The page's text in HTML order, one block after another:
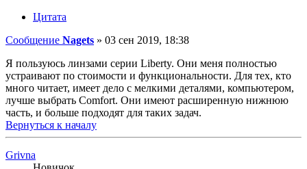
Цитата
Сообщение Nagets » 03 сен 2019, 18:38
Я пользуюсь линзами серии Liberty. Они меня полностью
устраивают по стоимости и функциональности. Для тех, кто
много читает, имеет дело с мелкими деталями, компьютером,
лучше выбрать Comfort. Они имеют расширенную нижнюю
часть, и больше подходят для таких задач.
Вернуться к началу
Grivna